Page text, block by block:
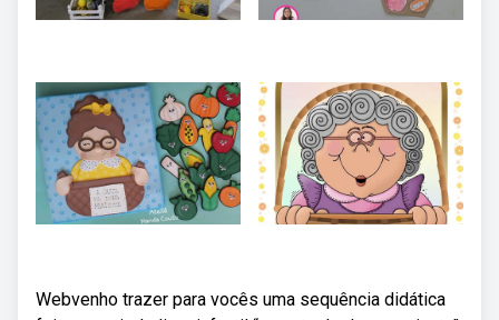
Webvenho trazer para vocês uma sequência didática